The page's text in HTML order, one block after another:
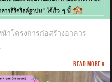
าโครงการก่อสร้างอาคาร
Read more »